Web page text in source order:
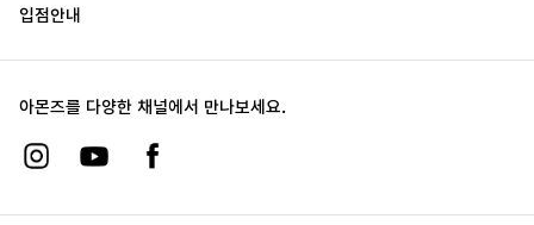
입점안내
아몬즈를 다양한 채널에서 만나보세요.